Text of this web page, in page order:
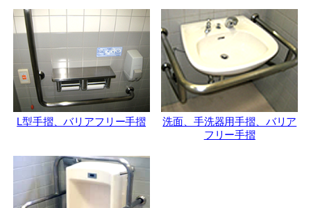
L型手摺、バリアフリー手摺
洗面、手洗器用手摺、バリア
フリー手摺